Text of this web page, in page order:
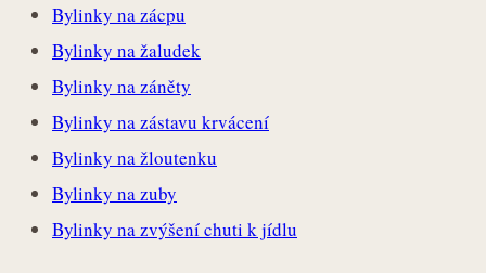
Bylinky na zácpu
Bylinky na žaludek
Bylinky na záněty
Bylinky na zástavu krvácení
Bylinky na žloutenku
Bylinky na zuby
Bylinky na zvýšení chuti k jídlu